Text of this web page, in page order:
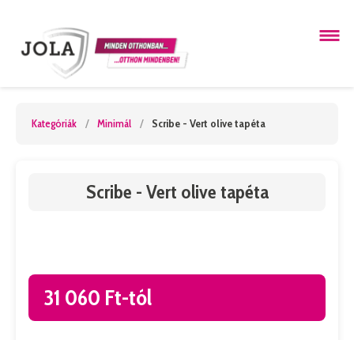
Kategóriák / Minimál / Scribe - Vert olive tapéta
Scribe - Vert olive tapéta
31 060 Ft-tól